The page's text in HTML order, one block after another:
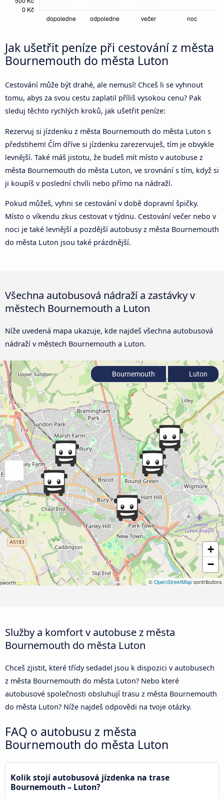
Jak ušetřit peníze při cestování z města
Bournemouth do města Luton
Cestování může být drahé, ale nemusí! Chceš li se vyhnout
tomu, abys za svou cestu zaplatil příliš vysokou cenu? Pak
sleduj těchto rychlých kroků, jak ušetřit peníze:
Rezervuj si jízdenku z města Bournemouth do města Luton s
předstihem! Čím dříve si jízdenku zarezervuješ, tím je obvykle
levnější. Také máš jistotu, že budeš mít místo v autobuse z
města Bournemouth do města Luton, ve srovnání s tím, když si
ji koupíš v poslední chvíli nebo přímo na nádraží.
Pokud můžeš, vyhni se cestování v době dopravní špičky.
Místo o víkendu zkus cestovat v týdnu. Cestování večer nebo v
noci je také levnější a pozdější autobusy z města Bournemouth
do města Luton jsou také prázdnější.
Všechna autobusová nádraží a zastávky v
městech Bournemouth a Luton
Níže uvedená mapa ukazuje, kde najdeš všechna autobusová
nádraží v městech Bournemouth a Luton.
+
−
© OpenStreetMapcontributors
Bournemouth Luton
Služby a komfort v autobuse z města
Bournemouth do města Luton
Chceš zjistit, které třídy sedadel jsou k dispozici v autobusech
z města Bournemouth do města Luton? Nebo které
autobusové společnosti obsluhují trasu z města Bournemouth
do města Luton? Níže najdeš odpovědi na tvoje otázky.
FAQ o autobusu z města
Bournemouth do města Luton
Kolik stojí autobusová jízdenka na trase
Bournemouth – Luton?